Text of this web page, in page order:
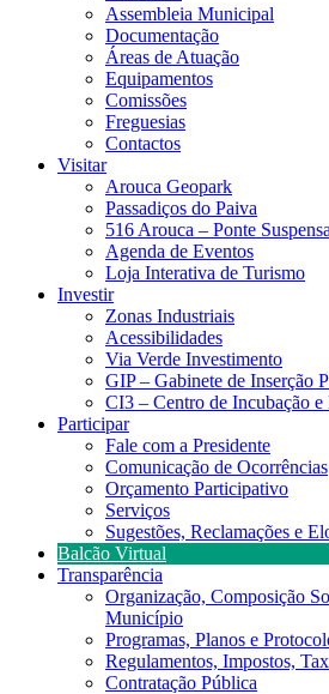
Assembleia Municipal
Documentação
Áreas de Atuação
Equipamentos
Comissões
Freguesias
Contactos
Visitar
Arouca Geopark
Passadiços do Paiva
516 Arouca – Ponte Suspensa
Agenda de Eventos
Loja Interativa de Turismo
Investir
Zonas Industriais
Acessibilidades
Via Verde Investimento
GIP – Gabinete de Inserção
CI3 – Centro de Incubação
Participar
Fale com a Presidente
Comunicação de Ocorrências
Orçamento Participativo
Serviços
Sugestões, Reclamações e
Balcão Virtual
Transparência
Organização, Composição
Município
Programas, Planos e
Regulamentos, Impostos,
Contratação Pública